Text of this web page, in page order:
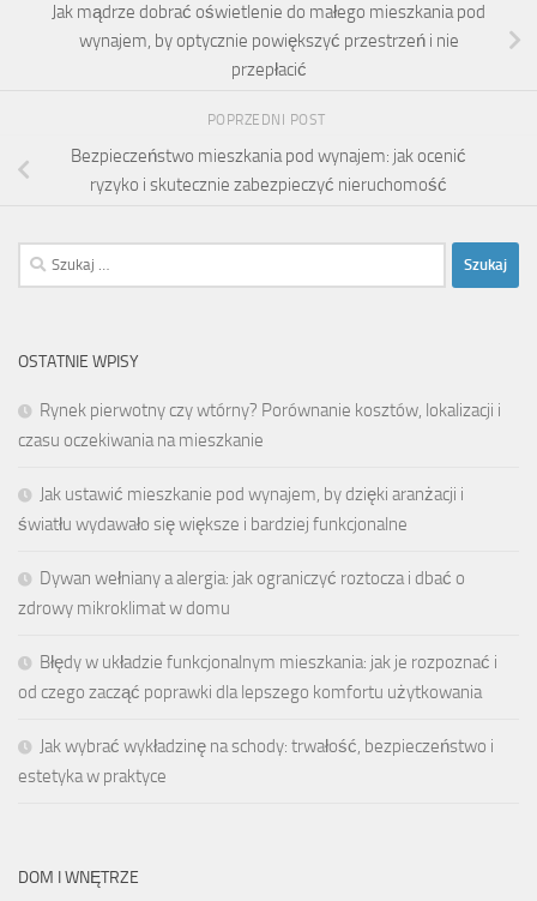
Jak mądrze dobrać oświetlenie do małego mieszkania pod
wynajem, by optycznie powiększyć przestrzeń i nie
przepłacić
POPRZEDNI POST
Bezpieczeństwo mieszkania pod wynajem: jak ocenić
ryzyko i skutecznie zabezpieczyć nieruchomość
Szukaj:
OSTATNIE WPISY
Rynek pierwotny czy wtórny? Porównanie kosztów, lokalizacji i
czasu oczekiwania na mieszkanie
Jak ustawić mieszkanie pod wynajem, by dzięki aranżacji i
światłu wydawało się większe i bardziej funkcjonalne
Dywan wełniany a alergia: jak ograniczyć roztocza i dbać o
zdrowy mikroklimat w domu
Błędy w układzie funkcjonalnym mieszkania: jak je rozpoznać i
od czego zacząć poprawki dla lepszego komfortu użytkowania
Jak wybrać wykładzinę na schody: trwałość, bezpieczeństwo i
estetyka w praktyce
DOM I WNĘTRZE